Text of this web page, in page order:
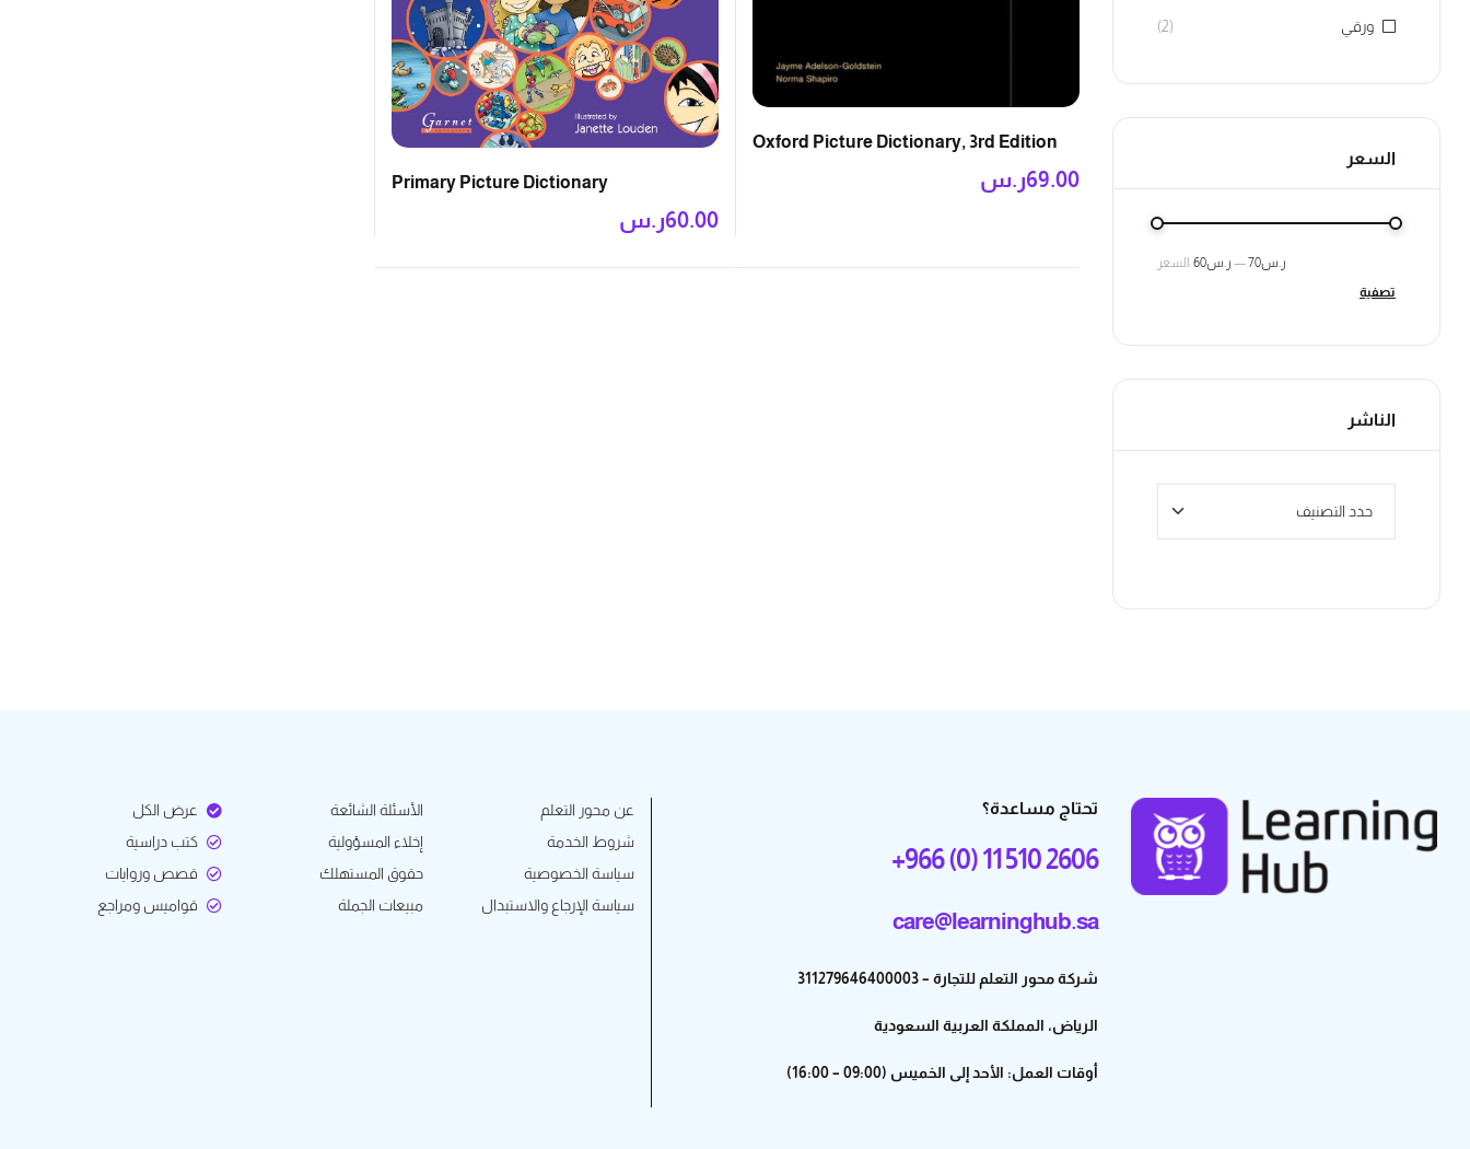
Oxford Picture Dictionary, 3rd Edition
ر.س69.00
Primary Picture Dictionary
ر.س60.00
ورقي (2)
السعر
تصفية
السعر: ر.س60 — ر.س70
الناشر
تحتاج مساعدة؟
+966 (0) 11 510 2606
care@learninghub.sa
شركة محور التعلم للتجارة – 311279646400003
الرياض، المملكة العربية السعودية
أوقات العمل: الأحد إلى الخميس (09:00 – 16:00)
عن محور التعلم
شروط الخدمة
سياسة الخصوصية
سياسة الإرجاع والاستبدال
الأسئلة الشائعة
إخلاء المسؤولية
حقوق المستهلك
مبيعات الجملة
عرض الكل
كتب دراسية
قصص وروايات
قواميس ومراجع